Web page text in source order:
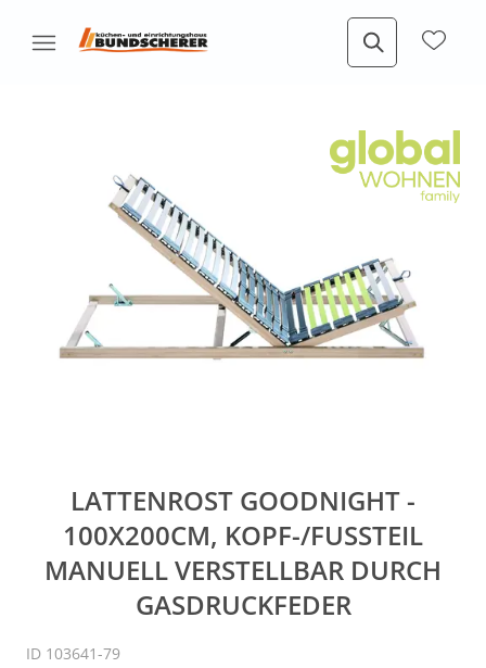
LATTENROST GOODNIGHT -
100X200CM, KOPF-/FUSSTEIL M
ANUELL VERSTELLBAR DURCH G
ASDRUCKFEDER
ID 103641-79